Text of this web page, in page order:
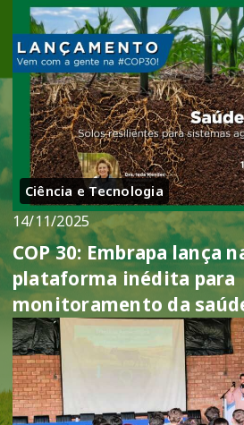
Ciência e Tecnologia
14/11/2025
COP 30: Embrapa lança
plataforma inédita para
monitoramento da
brasileiros